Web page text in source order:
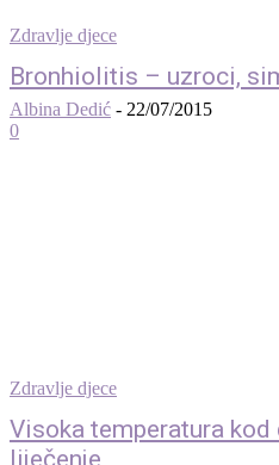
Zdravlje djece
Bronhiolitis – uzroci,
Albina Dedić - 22/07/2015
0
Zdravlje djece
Visoka temperatura
liječenje